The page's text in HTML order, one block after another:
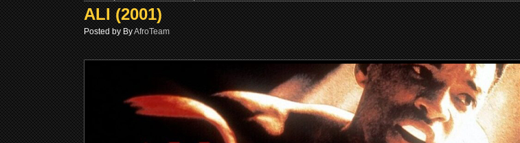
ALI (2001)
Posted by ByAfroTeam